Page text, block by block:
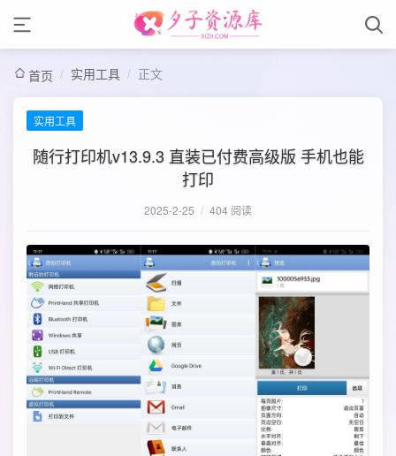
首页 / 实用工具 / 正文
实用工具
随行打印机v13.9.3 直装已付费高级版 手机也能
打印
2025-2-25 / 404 阅读